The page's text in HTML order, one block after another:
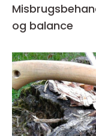
og balance